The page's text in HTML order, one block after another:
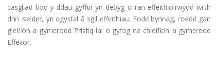
casgliad bod y ddau gyffur yn debyg o ran effeithiolrwydd wrth
drin iselder, yn ogystal â sgil effeithiau. Fodd bynnag, roedd gan
gleifion a gymerodd Pristiq lai o gyfog na chleifion a gymerodd
Effexor.